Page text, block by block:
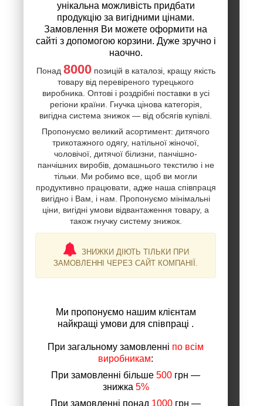
унікальна можливість придбати
продукцію за вигідними цінами.
Замовлення Ви можете оформити на
сайті з допомогою корзини. Дуже зручно і
наочно.
Понад 8000позицій в каталозі, кращу якість
товару від перевіреного турецького
виробника. Оптові і роздрібні поставки в усі
регіони країни. Гнучка цінова категорія,
вигідна система знижок — від обсягів купівлі.
Пропонуємо великий асортимент: дитячого
трикотажного одягу, натільної жіночої,
чоловічої, дитячої білизни, панчішно-
панчішних виробів, домашнього текстилю і не
тільки. Ми робимо все, щоб ви могли
продуктивно працювати, адже наша співпраця
вигідно і Вам, і нам. Пропонуємо мінімальні
ціни, вигідні умови відвантаження товару, а
також гнучку систему знижок.
ЗНИЖКИ ДІЮТЬ ТІЛЬКИ ПРИ
ЗАМОВЛЕННІ ЧЕРЕЗ САЙТ КОМПАНІЇ.
Ми пропонуємо нашим клієнтам
найкращі умови для співпраці .
При загальному замовленні по всім
виробникам:
При замовленні більше 500 грн ―
знижка 5%
При замовленні понад 1000 грн ―